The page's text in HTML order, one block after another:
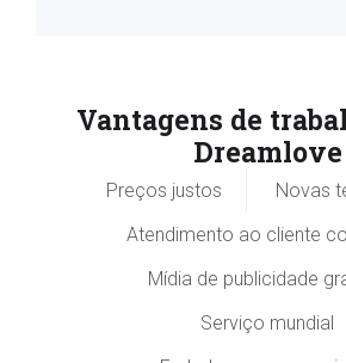
Vantagens de
Dreamlove
Preços justos
Novas
Atendimento ao cliente
Mídia de publicidade
Serviço mundial